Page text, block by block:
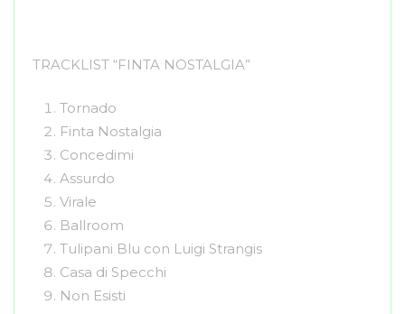
TRACKLIST “FINTA NOSTALGIA”
Tornado
Finta Nostalgia
Concedimi
Assurdo
Virale
Ballroom
Tulipani Blu con Luigi Strangis
Casa di Specchi
Non Esisti